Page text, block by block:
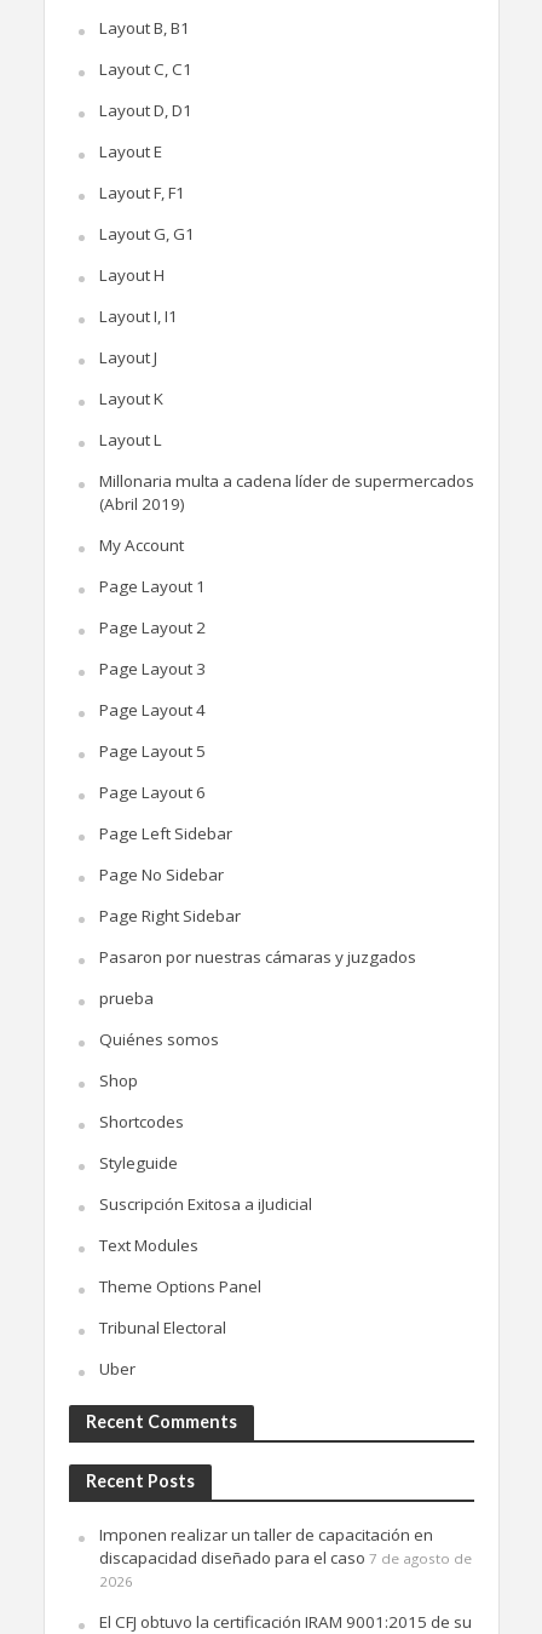
Layout B, B1
Layout C, C1
Layout D, D1
Layout E
Layout F, F1
Layout G, G1
Layout H
Layout I, I1
Layout J
Layout K
Layout L
Millonaria multa a cadena líder de supermercados
(Abril 2019)
My Account
Page Layout 1
Page Layout 2
Page Layout 3
Page Layout 4
Page Layout 5
Page Layout 6
Page Left Sidebar
Page No Sidebar
Page Right Sidebar
Pasaron por nuestras cámaras y juzgados
prueba
Quiénes somos
Shop
Shortcodes
Styleguide
Suscripción Exitosa a iJudicial
Text Modules
Theme Options Panel
Tribunal Electoral
Uber
Recent Comments
Recent Posts
Imponen realizar un taller de capacitación en
discapacidad diseñado para el caso 7 de agosto de
2026
El CFJ obtuvo la certificación IRAM 9001:2015 de su